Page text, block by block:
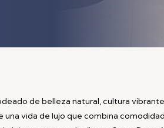
de belleza natural, cultura
vida de lujo que combina